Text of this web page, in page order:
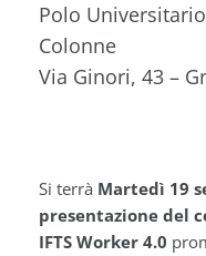
Polo
Colonne
Via Ginori, 43 –
Si terrà Martedì 19
presentazione del
IFTS Worker 4.0